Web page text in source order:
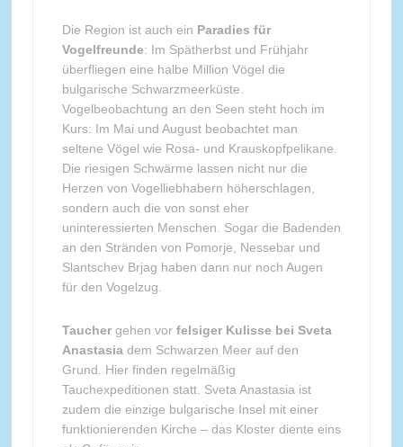
Die Region ist auch ein Paradies für
Vogelfreunde: Im Spätherbst und Frühjahr
überfliegen eine halbe Million Vögel die
bulgarische Schwarzmeerküste.
Vogelbeobachtung an den Seen steht hoch im
Kurs: Im Mai und August beobachtet man
seltene Vögel wie Rosa- und Krauskopfpelikane.
Die riesigen Schwärme lassen nicht nur die
Herzen von Vogelliebhabern höherschlagen,
sondern auch die von sonst eher
uninteressierten Menschen. Sogar die Badenden
an den Stränden von Pomorje, Nessebar und
Slantschev Brjag haben dann nur noch Augen
für den Vogelzug.
Tauchergehen vor felsiger Kulisse bei Sveta
Anastasiadem Schwarzen Meer auf den
Grund. Hier finden regelmäßig
Tauchexpeditionen statt. Sveta Anastasia ist
zudem die einzige bulgarische Insel mit einer
funktionierenden Kirche – das Kloster diente eins